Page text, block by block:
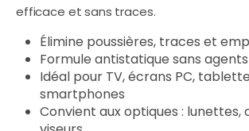
efficace et sans traces.
Élimine poussières, traces et
Formule antistatique sans
Idéal pour TV, écrans PC,
smartphones
Convient aux optiques : lunettes,